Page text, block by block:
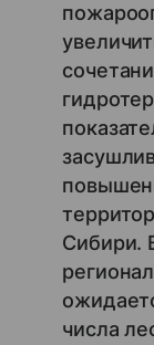
Сибири.
числа